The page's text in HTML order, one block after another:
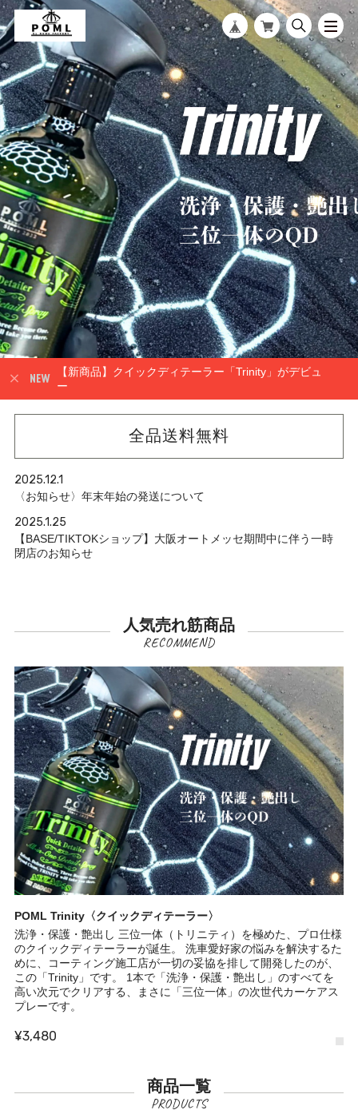
【新商品】クイックディテーラー「Trinity」がデビュ
ー
全品送料無料
2025.12.1
〈お知らせ〉年末年始の発送について
2025.1.25
【BASE/TIKTOKショップ】大阪オートメッセ期間中に伴う一時
閉店のお知らせ
人気売れ筋商品
POML Trinity〈クイックディテーラー〉
洗浄・保護・艶出し 三位一体（トリニティ）を極めた、プロ仕様
のクイックディテーラーが誕生。 洗車愛好家の悩みを解決するた
めに、コーティング施工店が一切の妥協を排して開発したのが、
この「Trinity」です。 1本で「洗浄・保護・艶出し」のすべてを
高い次元でクリアする、まさに「三位一体」の次世代カーケアス
プレーです。
¥3,480
商品一覧